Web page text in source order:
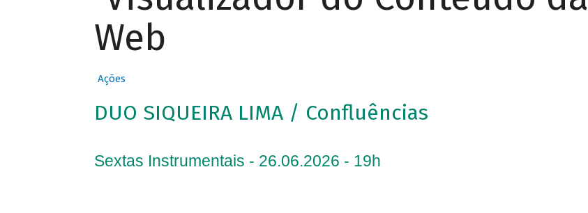
Web
Ações
DUO SIQUEIRA LIMA / Confluências
Sextas Instrumentais - 26.06.2026 - 19h